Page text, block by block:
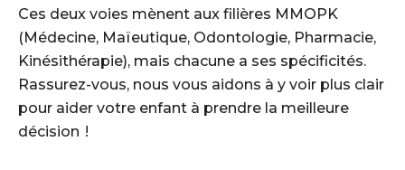
Ces deux voies mènent aux filières MMOPK
(Médecine, Maïeutique, Odontologie, Pharmacie,
Kinésithérapie), mais chacune a ses spécificités.
Rassurez-vous, nous vous aidons à y voir plus clair
pour aider votre enfant à prendre la meilleure
décision !